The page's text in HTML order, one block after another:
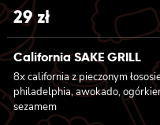
29zł
California SAKE GRILL
8x california z pieczonym
philadelphia, awokado,
sezamem